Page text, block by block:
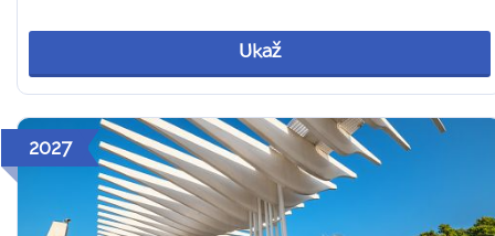
Ukaž
2027